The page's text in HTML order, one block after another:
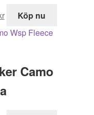
nuvarande
priset
349,00 kr.
Köp nu
Camo